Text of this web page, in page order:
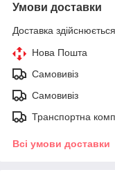
Умови доставки
Доставка
Нова Пошта
Самовивіз
Самовивіз
Транспортна
Всі умови доставки